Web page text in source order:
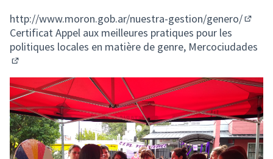
http://www.moron.gob.ar/nuestra-gestion/genero/
Certificat Appel aux meilleures pratiques pour les
politiques locales en matière de genre, Mercociudades